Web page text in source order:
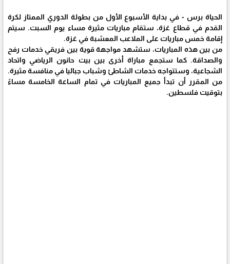
الحياة برس - في بداية الأسبوع الأول من بطولة الدوري الممتاز لكرة
القدم في قطاع غزة، ستقام مباريات مثيرة مساء يوم السبت. سيتم
إقامة خمس مباريات على الملاعب المعشبة في غزة.
من بين هذه المباريات، ستشهد مواجهة قوية بين فريقي خدمات رفح
والصداقة. كما ستجمع مباراة أخرى بين بيت حانون الرياضي واتحاد
الشجاعية، وستتواجه خدمات الشاطئ وشباب جباليا في منافسة مثيرة.
من المقرر أن تبدأ جميع المباريات في تمام الساعة الخامسة مساءً
بتوقيت فلسطين.